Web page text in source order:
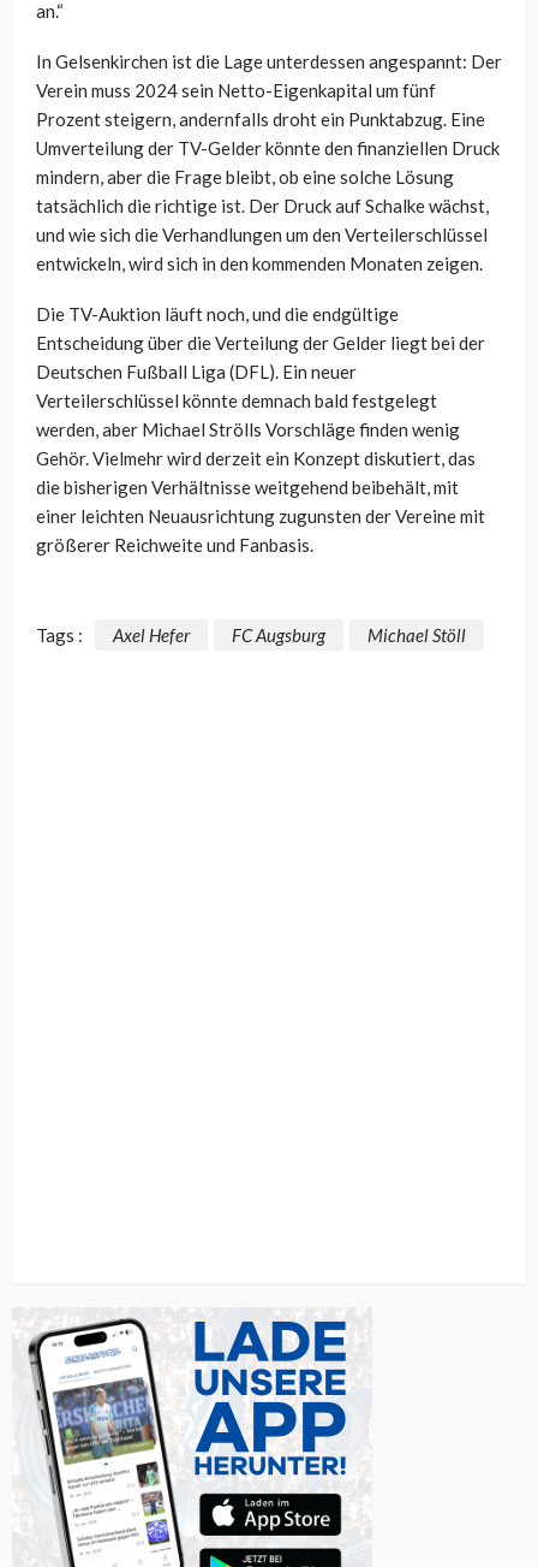
an.“
In Gelsenkirchen ist die Lage unterdessen angespannt: Der
Verein muss 2024 sein Netto-Eigenkapital um fünf
Prozent steigern, andernfalls droht ein Punktabzug. Eine
Umverteilung der TV-Gelder könnte den finanziellen Druck
mindern, aber die Frage bleibt, ob eine solche Lösung
tatsächlich die richtige ist. Der Druck auf Schalke wächst,
und wie sich die Verhandlungen um den Verteilerschlüssel
entwickeln, wird sich in den kommenden Monaten zeigen.
Die TV-Auktion läuft noch, und die endgültige
Entscheidung über die Verteilung der Gelder liegt bei der
Deutschen Fußball Liga (DFL). Ein neuer
Verteilerschlüssel könnte demnach bald festgelegt
werden, aber Michael Strölls Vorschläge finden wenig
Gehör. Vielmehr wird derzeit ein Konzept diskutiert, das
die bisherigen Verhältnisse weitgehend beibehält, mit
einer leichten Neuausrichtung zugunsten der Vereine mit
größerer Reichweite und Fanbasis.
Tags : Axel Hefer FC Augsburg Michael Stöll